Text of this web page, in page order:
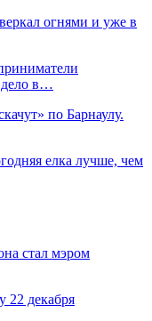
огнями и уже в
дело в…
по Барнаулу.
елка лучше, чем
стал мэром
22 декабря